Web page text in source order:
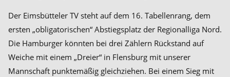
Der Eimsbütteler TV steht auf dem 16. Tabellenrang, dem
ersten „obligatorischen“ Abstiegsplatz der Regionalliga Nord.
Die Hamburger könnten bei drei Zählern Rückstand auf
Weiche mit einem „Dreier“ in Flensburg mit unserer
Mannschaft punktemäßig gleichziehen. Bei einem Sieg mit